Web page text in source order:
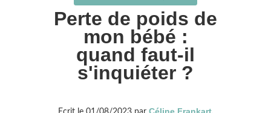
Perte de poids de
mon bébé :
quand faut-il
s'inquiéter ?
Céline Frankart